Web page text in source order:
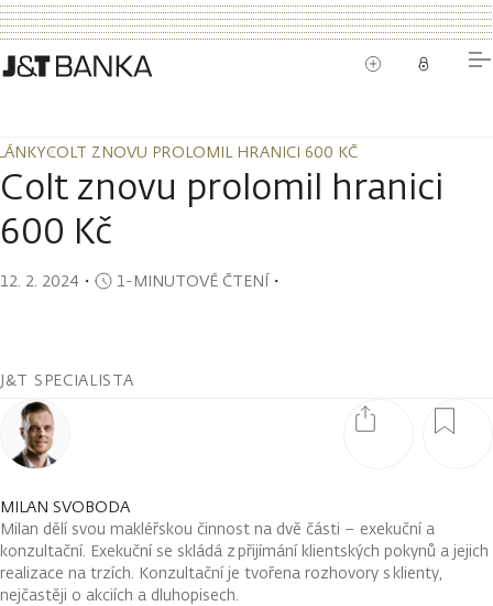
COLT ZNOVU PROLOMIL HRANICI 600 KČ
COLT ZNOVU PROLOMIL HRANICI 600 KČ
Colt znovu prolomil hranici
600 Kč
12. 2. 2024 ・ 1-MINUTOVÉ ČTENÍ・
J&T SPECIALISTA
MILAN SVOBODA
Milan dělí svou makléřskou činnost na dvě části – exekuční a
konzultační. Exekuční se skládá z přijímání klientských pokynů a jejich
realizace na trzích. Konzultační je tvořena rozhovory s klienty,
nejčastěji o akciích a dluhopisech.